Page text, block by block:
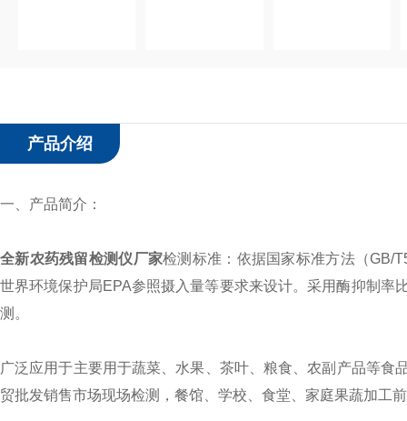
产品介绍
一、产品简介：
全新农药残留检测仪厂家检测标准：依据国家标准方法（GB/
世界环境保护局EPA参照摄入量等要求来设计。采用酶抑制
测。
广泛应用于主要用于蔬菜、水果、茶叶、粮食、农副产品等
贸批发销售市场现场检测，餐馆、学校、食堂、家庭果蔬加工